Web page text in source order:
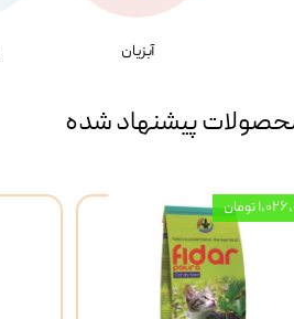
آبزیان
پیشنهاد شده
تومان